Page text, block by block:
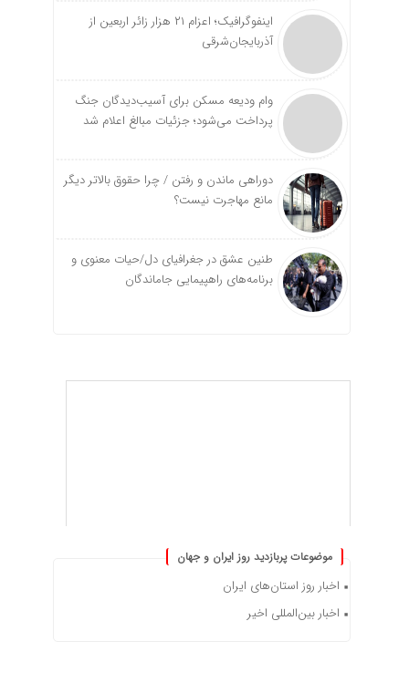
اینفوگرافیک؛ اعزام ۲۱ هزار زائر اربعین از
آذربایجان‌شرقی
وام ودیعه مسکن برای آسیب‌دیدگان جنگ
پرداخت می‌شود؛ جزئیات مبالغ اعلام شد
دوراهی ماندن و رفتن / چرا حقوق بالاتر دیگر
مانع مهاجرت نیست؟
طنین عشق در جغرافیای دل/حیات معنوی و
برنامه‌های راهپیمایی جاماندگان
موضوعات پربازدید روز ایران و جهان
اخبار روز استان‌های ایران
اخبار بین‌المللی اخیر